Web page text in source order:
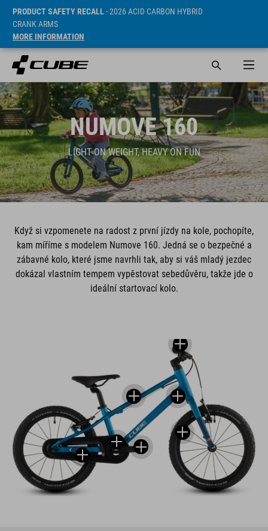
PRODUCT SAFETY RECALL- 2026 ACID CARBON HYBRID
CRANK ARMS
MORE INFORMATION
NUMOVE 160
LIGHT ON WEIGHT, HEAVY ON FUN
Když si vzpomenete na radost z první jízdy na kole, pochopíte,
kam míříme s modelem Numove 160. Jedná se o bezpečné a
zábavné kolo, které jsme navrhli tak, aby si váš mladý jezdec
dokázal vlastním tempem vypěstovat sebedůvěru, takže jde o
ideální startovací kolo.